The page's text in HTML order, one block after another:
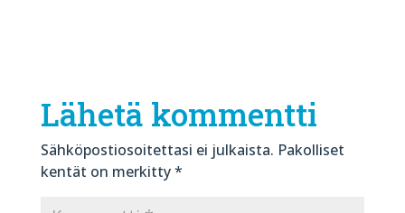
Lähetä kommentti
Sähköpostiosoitettasi ei julkaista. Pakolliset
kentät on merkitty*